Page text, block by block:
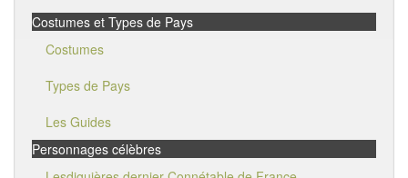
Costumes et Types de Pays
Costumes
Types de Pays
Les Guides
Personnages célèbres